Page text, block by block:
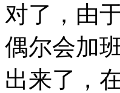
对了，由
偶尔会加
出来了，